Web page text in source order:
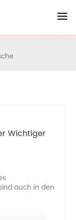
Wichtiger
auch in den